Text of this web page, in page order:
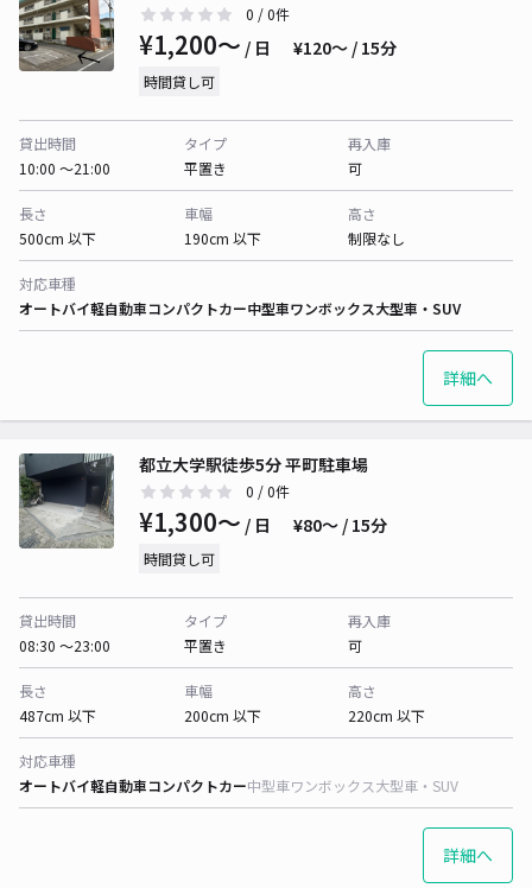
0 / 0件
¥1,200〜 / 日 ¥120〜 / 15分
時間貸し可
貸出時間
10:00 〜21:00
タイプ
平置き
再入庫
可
長さ
500cm 以下
車幅
190cm 以下
高さ
制限なし
対応車種
オートバイ軽自動車コンパクトカー中型車ワンボックス大型車・SUV
詳細へ
都立大学駅徒歩5分 平町駐車場
0 / 0件
¥1,300〜 / 日 ¥80〜 / 15分
時間貸し可
貸出時間
08:30 〜23:00
タイプ
平置き
再入庫
可
長さ
487cm 以下
車幅
200cm 以下
高さ
220cm 以下
対応車種
オートバイ軽自動車コンパクトカー中型車ワンボックス大型車・SUV
詳細へ